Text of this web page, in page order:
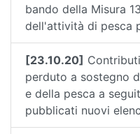
bando della Misura
dell'attività di pesca
[23.10.20]
perduto a sostegno
e della pesca a
pubblicati nuovi